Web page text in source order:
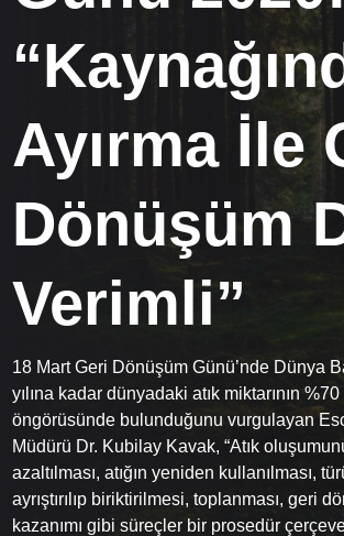
Ayırma İle
Dönüşüm
Verimli”
18 Mart Geri Dönüşüm Günü’nde Dünya
yılına kadar dünyadaki atık miktarının %70
öngörüsünde bulunduğunu vurgulayan
Müdürü Dr. Kubilay Kavak, “Atık
azaltılması, atığın yeniden kullanılması,
ayrıştırılıp biriktirilmesi, toplanması, geri
kazanımı gibi süreçler bir prosedür